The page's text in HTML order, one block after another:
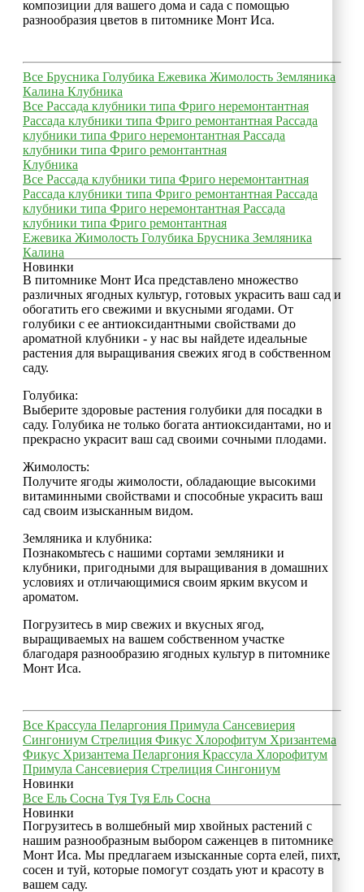
композиции для вашего дома и сада с помощью
разнообразия цветов в питомнике Монт Иса.
Все Брусника Голубика Ежевика Жимолость Земляника
Калина Клубника
Все Рассада клубники типа Фриго неремонтантная
Рассада клубники типа Фриго ремонтантная Рассада
клубники типа Фриго неремонтантная Рассада
клубники типа Фриго ремонтантная
Клубника
Все Рассада клубники типа Фриго неремонтантная
Рассада клубники типа Фриго ремонтантная Рассада
клубники типа Фриго неремонтантная Рассада
клубники типа Фриго ремонтантная
Ежевика Жимолость Голубика Брусника Земляника
Калина
Новинки
В питомнике Монт Иса представлено множество
различных ягодных культур, готовых украсить ваш сад и
обогатить его свежими и вкусными ягодами. От
голубики с ее антиоксидантными свойствами до
ароматной клубники - у нас вы найдете идеальные
растения для выращивания свежих ягод в собственном
саду.
Голубика:
Выберите здоровые растения голубики для посадки в
саду. Голубика не только богата антиоксидантами, но и
прекрасно украсит ваш сад своими сочными плодами.
Жимолость:
Получите ягоды жимолости, обладающие высокими
витаминными свойствами и способные украсить ваш
сад своим изысканным видом.
Земляника и клубника:
Познакомьтесь с нашими сортами земляники и
клубники, пригодными для выращивания в домашних
условиях и отличающимися своим ярким вкусом и
ароматом.
Погрузитесь в мир свежих и вкусных ягод,
выращиваемых на вашем собственном участке
благодаря разнообразию ягодных культур в питомнике
Монт Иса.
Все Крассула Пеларгония Примула Сансевиерия
Сингониум Стрелиция Фикус Хлорофитум Хризантема
Фикус Хризантема Пеларгония Крассула Хлорофитум
Примула Сансевиерия Стрелиция Сингониум
Новинки
Все Ель Сосна Туя Туя Ель Сосна
Новинки
Погрузитесь в волшебный мир хвойных растений с
нашим разнообразным выбором саженцев в питомнике
Монт Иса. Мы предлагаем изысканные сорта елей, пихт,
сосен и туй, которые помогут создать уют и красоту в
вашем саду.